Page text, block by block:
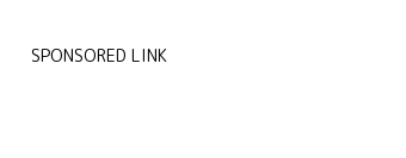
SPONSORED LINK